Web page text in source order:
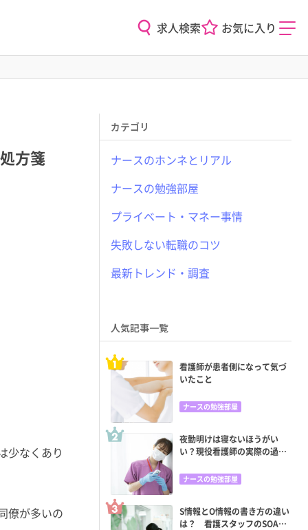
求人検索 お気に入り
方箋
少なくあり
僚が多いの
カテゴリ
ナースのホンネとリアル
ナースの勉強部屋
プライベート・マネー事情
失敗しない転職のコツ
最新トレンド・調査
人気記事一覧
看護師が患者側になって気づ
いたこと
ナースの勉強部屋
夜勤明けは寝ないほうがい
い？現役看護師の実際の過ご
ナースの勉強部屋
S情報とO情報の書き方の違い
は？ 看護スタッフのSOAP